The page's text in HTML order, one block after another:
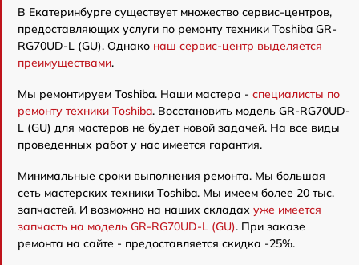
В Екатеринбурге существует множество сервис-центров,
предоставляющих услуги по ремонту техники Toshiba GR-
RG70UD-L (GU). Однако наш сервис-центр выделяется
преимуществами.
Мы ремонтируем Toshiba. Наши мастера - специалисты по
ремонту техники Toshiba. Восстановить модель GR-RG70UD-
L (GU) для мастеров не будет новой задачей. На все виды
проведенных работ у нас имеется гарантия.
Минимальные сроки выполнения ремонта. Мы большая
сеть мастерских техники Toshiba. Мы имеем более 20 тыс.
запчастей. И возможно на наших складах уже имеется
запчасть на модель GR-RG70UD-L (GU). При заказе
ремонта на сайте - предоставляется скидка -25%.